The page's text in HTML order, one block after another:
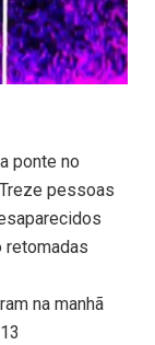
ponte no
pessoas
retomadas
na manhã